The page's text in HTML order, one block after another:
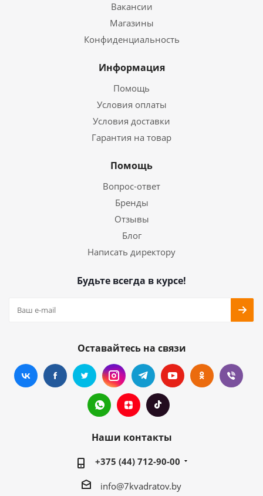
Вакансии
Магазины
Конфиденциальность
Информация
Помощь
Условия оплаты
Условия доставки
Гарантия на товар
Помощь
Вопрос-ответ
Бренды
Отзывы
Блог
Написать директору
Будьте всегда в курсе!
Оставайтесь на связи
Наши контакты
+375 (44) 712-90-00
info@7kvadratov.by